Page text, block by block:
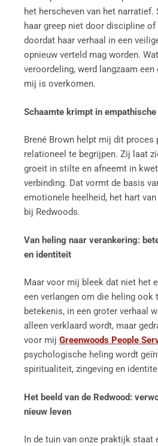
het herscheven van het
haar greep niet door discipline
doordat haar verhaal in een
opnieuw verteld mag worden.
veroordeling, werd langzaam
mij is overkomen.
Schaamte krimpt in
Brené Brown helpt mij dit proces
relationeel te begrijpen. Zij laat
groeit in stilte en afneemt in
verbinding. Dat vormt de basis
emotionele heelheid, het hart
bij Redwoods.
Van heling naar verankering:
en identiteit
Maar voor mij bleek dat niet het
een verlangen om die heling ook
betekenis, in een groter verhaal
alleen verklaard wordt, maar
voor mij Greenwoods People
psychologische heling wordt
spiritualiteit, zingeving en
Het beeld van de Redwood:
nieuw leven
In de tuin van onze praktijk staat